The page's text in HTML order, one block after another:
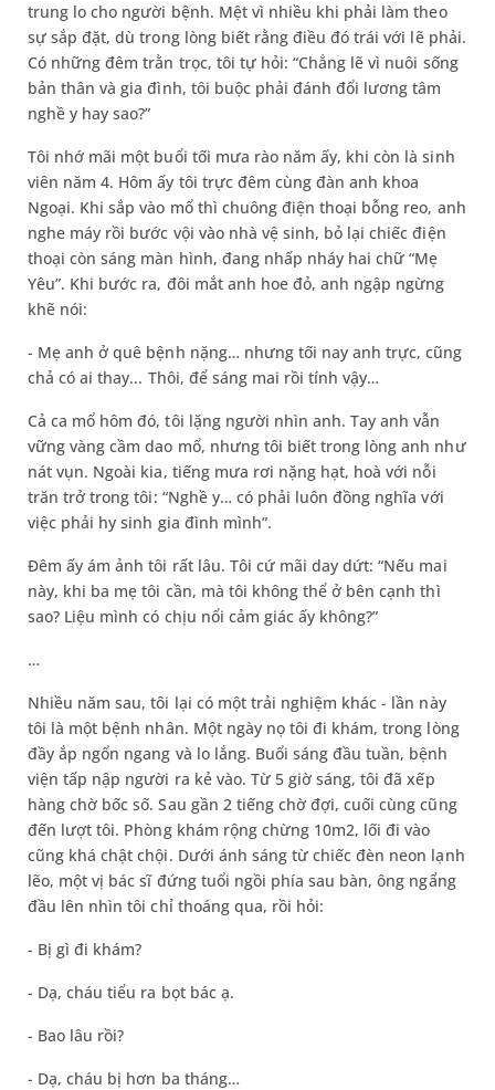
trung lo cho người bệnh. Mệt vì nhiều khi phải làm theo
sự sắp đặt, dù trong lòng biết rằng điều đó trái với lẽ phải.
Có những đêm trằn trọc, tôi tự hỏi: “Chẳng lẽ vì nuôi sống
bản thân và gia đình, tôi buộc phải đánh đổi lương tâm
nghề y hay sao?”
Tôi nhớ mãi một buổi tối mưa rào năm ấy, khi còn là sinh
viên năm 4. Hôm ấy tôi trực đêm cùng đàn anh khoa
Ngoại. Khi sắp vào mổ thì chuông điện thoại bỗng reo, anh
nghe máy rồi bước vội vào nhà vệ sinh, bỏ lại chiếc điện
thoại còn sáng màn hình, đang nhấp nháy hai chữ “Mẹ
Yêu”. Khi bước ra, đôi mắt anh hoe đỏ, anh ngập ngừng
khẽ nói:
- Mẹ anh ở quê bệnh nặng… nhưng tối nay anh trực, cũng
chả có ai thay... Thôi, để sáng mai rồi tính vậy…
Cả ca mổ hôm đó, tôi lặng người nhìn anh. Tay anh vẫn
vững vàng cầm dao mổ, nhưng tôi biết trong lòng anh như
nát vụn. Ngoài kia, tiếng mưa rơi nặng hạt, hoà với nỗi
trăn trở trong tôi: “Nghề y… có phải luôn đồng nghĩa với
việc phải hy sinh gia đình mình”.
Đêm ấy ám ảnh tôi rất lâu. Tôi cứ mãi day dứt: “Nếu mai
này, khi ba mẹ tôi cần, mà tôi không thể ở bên cạnh thì
sao? Liệu mình có chịu nổi cảm giác ấy không?”
…
Nhiều năm sau, tôi lại có một trải nghiệm khác - lần này
tôi là một bệnh nhân. Một ngày nọ tôi đi khám, trong lòng
đầy ắp ngổn ngang và lo lắng. Buổi sáng đầu tuần, bệnh
viện tấp nập người ra kẻ vào. Từ 5 giờ sáng, tôi đã xếp
hàng chờ bốc số. Sau gần 2 tiếng chờ đợi, cuối cùng cũng
đến lượt tôi. Phòng khám rộng chừng 10m2, lối đi vào
cũng khá chật chội. Dưới ánh sáng từ chiếc đèn neon lạnh
lẽo, một vị bác sĩ đứng tuổi ngồi phía sau bàn, ông ngẩng
đầu lên nhìn tôi chỉ thoáng qua, rồi hỏi:
- Bị gì đi khám?
- Dạ, cháu tiểu ra bọt bác ạ.
- Bao lâu rồi?
- Dạ, cháu bị hơn ba tháng…